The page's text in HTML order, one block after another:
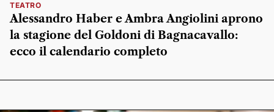
TEATRO
Alessandro Haber e Ambra Angiolini aprono
la stagione del Goldoni di Bagnacavallo:
ecco il calendario completo